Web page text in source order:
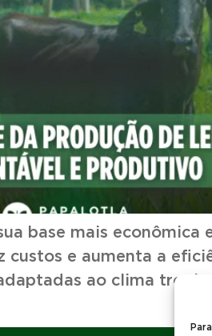
base mais econômica
e aumenta a
ao clima